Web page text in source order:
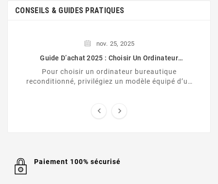
CONSEILS & GUIDES PRATIQUES
nov. 25, 2025
Guide D’achat 2025 : Choisir Un Ordinateur
MacOS)
Pour choisir un ordinateur bureautique
reconditionné, privilégiez un modèle équipé d’un
 
Paiement 100% sécurisé